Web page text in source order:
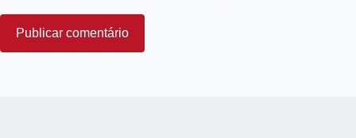
Publicar comentário